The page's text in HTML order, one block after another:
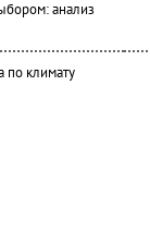
анализ
по климату